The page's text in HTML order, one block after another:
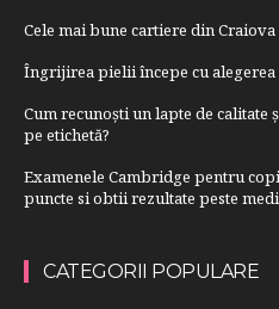
Cele mai bune cartiere din
Îngrijirea pielii începe cu
Cum recunoști un lapte de
pe etichetă?
Examenele Cambridge pentru
puncte si obtii rezultate peste
CATEGORII POPULARE